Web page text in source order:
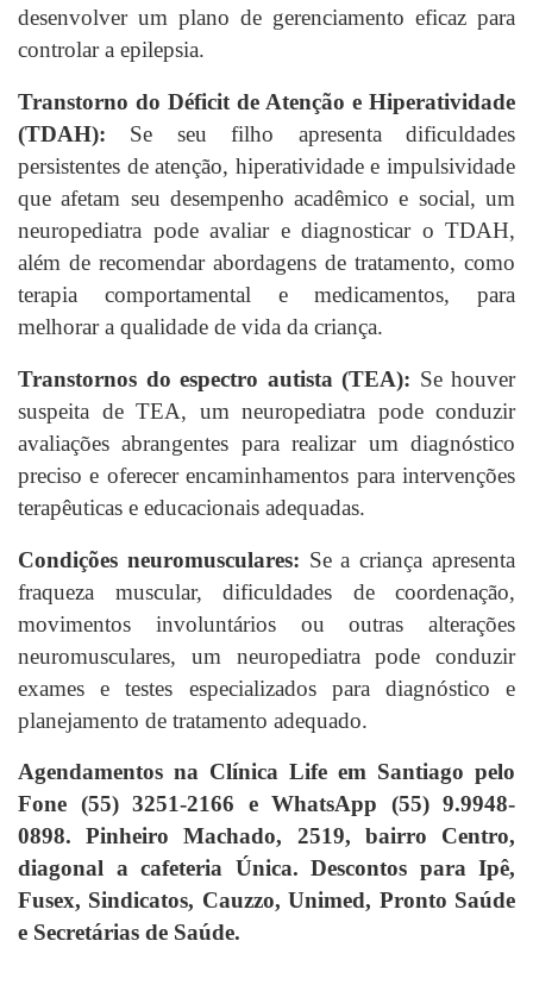
desenvolver um plano de gerenciamento eficaz para
controlar a epilepsia.
Transtorno do Déficit de Atenção e Hiperatividade
(TDAH): Se seu filho apresenta dificuldades
persistentes de atenção, hiperatividade e impulsividade
que afetam seu desempenho acadêmico e social, um
neuropediatra pode avaliar e diagnosticar o TDAH,
além de recomendar abordagens de tratamento, como
terapia comportamental e medicamentos, para
melhorar a qualidade de vida da criança.
Transtornos do espectro autista (TEA): Se houver
suspeita de TEA, um neuropediatra pode conduzir
avaliações abrangentes para realizar um diagnóstico
preciso e oferecer encaminhamentos para intervenções
terapêuticas e educacionais adequadas.
Condições neuromusculares: Se a criança apresenta
fraqueza muscular, dificuldades de coordenação,
movimentos involuntários ou outras alterações
neuromusculares, um neuropediatra pode conduzir
exames e testes especializados para diagnóstico e
planejamento de tratamento adequado.
Agendamentos na Clínica Life em Santiago pelo
Fone (55) 3251-2166 e WhatsApp (55) 9.9948-
0898. Pinheiro Machado, 2519, bairro Centro,
diagonal a cafeteria Única. Descontos para Ipê,
Fusex, Sindicatos, Cauzzo, Unimed, Pronto Saúde
e Secretárias de Saúde.